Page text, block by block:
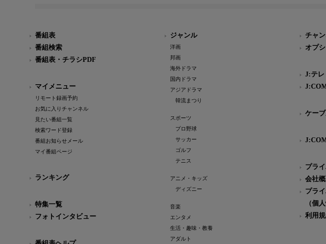
https://www.tokai-tv.com/midnight_yatai2/
【公式X】
【公式Instagram】
https://www.instagram.com/new_dodora_tokaitv/
【公式TikTok】
https://www.tiktok.com/@dodra_tokaitv
番組表
番組検索
番組表・チラシPDF
マイメニュー
リモート録画予約
お気に入りチャンネル
見たい番組一覧
検索ワード登録
番組お知らせメール
マイ番組ページ
ランキング
特集一覧
フォトインタビュー
ジャンル
洋画
邦画
海外ドラマ
国内ドラマ
アジアドラマ
韓流まつり
スポーツ
プロ野球
サッカー
ゴルフ
テニス
アニメ・キッズ
ディズニー
音楽
エンタメ
生活・趣味・教養
アダルト
チャ
オプ
J:テレ
ケー
プラ
会社
プラ
（個
利用